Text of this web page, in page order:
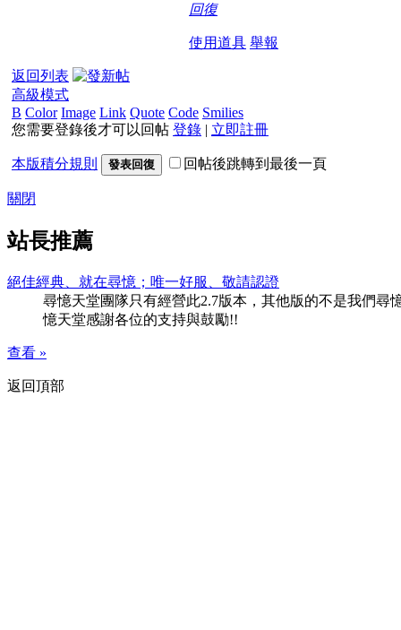
回復
使用道具 舉報
返回列表
高級模式
B Color Image Link Quote Code Smilies
您需要登錄後才可以回帖 登錄 | 立即註冊
本版積分規則 發表回復 回帖後跳轉到最後一頁
關閉
站長推薦
絕佳經典、就在尋憶；唯一好服、敬請認證
尋憶天堂團隊只有經營此2.7版本，其他版的不是我們尋
憶天堂感謝各位的支持與鼓勵!!
查看 »
返回頂部